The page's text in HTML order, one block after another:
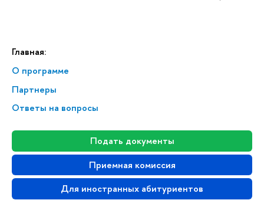
Главная:
О программе
Партнеры
Ответы на вопросы
Подать документы
Приемная комиссия
Для иностранных абитуриентов